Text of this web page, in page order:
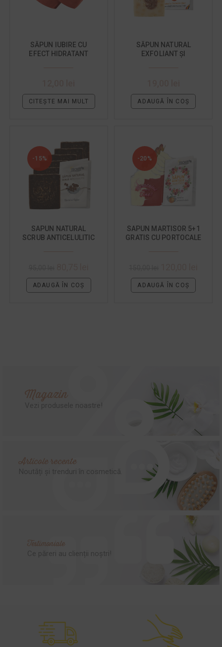
SĂPUN IUBIRE CU
EFECT HIDRATANT
CITEȘTE MAI MULT
SĂPUN NATURAL
EXFOLIANT ȘI
ADAUGĂ ÎN COȘ
-15%
SAPUN NATURAL
SCRUB ANTICELULITIC
ADAUGĂ ÎN COȘ
-20%
SAPUN MARTISOR 5+1
GRATIS CU PORTOCALE
ADAUGĂ ÎN COȘ
Magazin
Vezi produsele noastre!
Articole recente
Noutăți și trenduri în cosmetică.
Testimoniale
Ce păreri au clienții noștri!